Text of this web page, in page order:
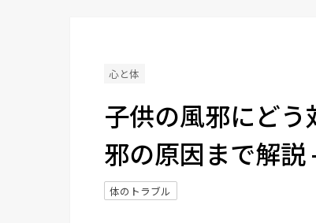
心と体
子供の風邪にど
邪の原因まで解説
体のトラブル